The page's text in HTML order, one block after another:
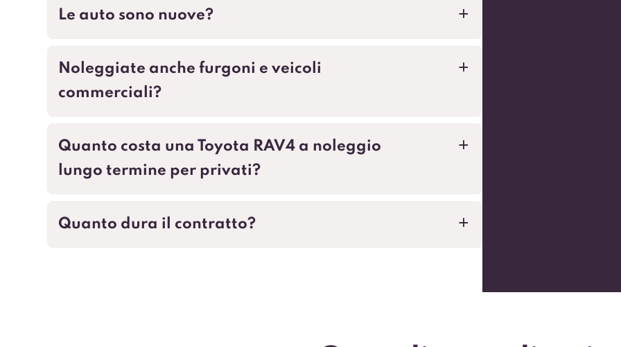
a
Le auto sono nuove?
a
Noleggiate anche furgoni e veicoli
commerciali?
a
Quanto costa una Toyota RAV4 a noleggio
lungo termine per privati?
a
Quanto dura il contratto?